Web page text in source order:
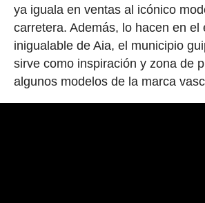
ya iguala en ventas al icónico
carretera. Además, lo hacen en el
inigualable de Aia, el municipio
sirve como inspiración y zona de
algunos modelos de la marca